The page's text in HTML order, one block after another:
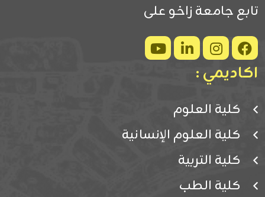
تابع جامعة زاخو على
اكاديمي :
كلية العلوم
كلية العلوم الإنسانية
كلية التربية
كلية الطب